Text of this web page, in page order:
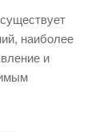
наиболее
и